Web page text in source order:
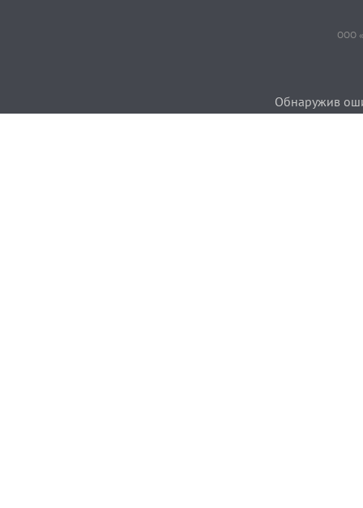
ООО
Обнаружив